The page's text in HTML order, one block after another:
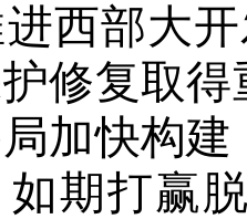
西部大
修复取
加快构
期打赢